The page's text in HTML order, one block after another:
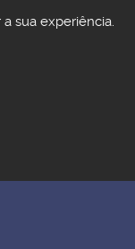
sua experiência.